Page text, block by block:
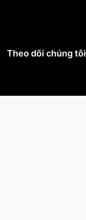
Theo dõi chúng tôi